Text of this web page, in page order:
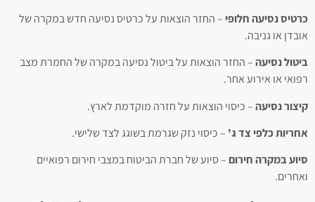
כרטיס נסיעה חלופי– החזר הוצאות על כרטיס נסיעה חדש במקרה של
אובדן או גניבה.
ביטול נסיעה– החזר הוצאות על ביטול נסיעה במקרה של החמרת מצב
רפואי או אירוע אחר.
קיצור נסיעה– כיסוי הוצאות על חזרה מוקדמת לארץ.
אחריות כלפי צד ג' – כיסוי נזק שגרמת בשוגג לצד שלישי.
סיוע במקרה חירום– סיוע של חברת הביטוח במצבי חירום רפואיים
ואחרים.